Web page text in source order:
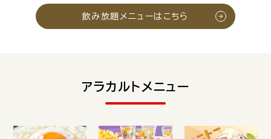
飲み放題メニューはこちら
アラカルトメニュー